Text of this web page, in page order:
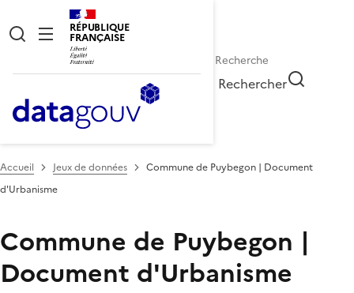
RÉPUBLIQUE
FRANÇAISE
Rechercher
Accueil Jeux de données
Commune de Puybegon | Document
d'Urbanisme
Commune de Puybegon |
Document d'Urbanisme